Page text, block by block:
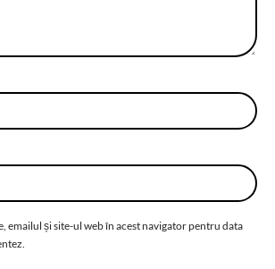
emailul și site-ul web în acest navigator pentru data